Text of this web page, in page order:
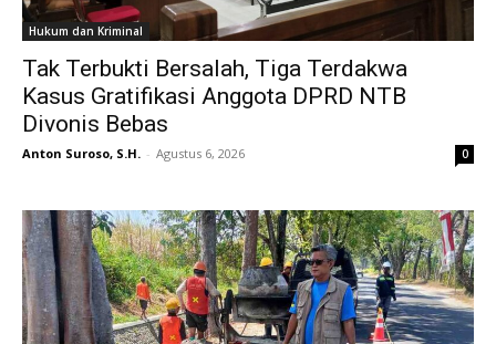
Hukum dan Kriminal
Tak Terbukti Bersalah, Tiga Terdakwa
Kasus Gratifikasi Anggota DPRD NTB
Divonis Bebas
Anton Suroso, S.H. - Agustus 6, 2026 0